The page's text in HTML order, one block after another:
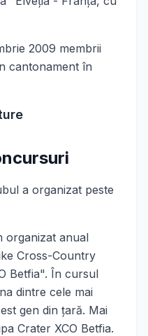
2009 membrii
cantonament în
a organizat peste
organizat anual
Cross-Country
Betfia". În cursul
dintre cele mai
gen din ţară. Mai
Crater XCO Betfia.